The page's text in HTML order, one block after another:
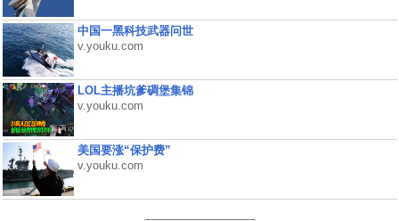
中国一黑科技武器问世
v.youku.com
LOL主播坑爹碉堡集锦
v.youku.com
美国要涨“保护费”
v.youku.com